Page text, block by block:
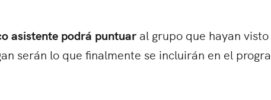
asistente podrá puntuaral grupo que hayan
serán lo que finalmente se incluirán en el